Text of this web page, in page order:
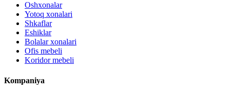
Oshxonalar
Yotoq xonalari
Shkaflar
Eshiklar
Bolalar xonalari
Ofis mebeli
Koridor mebeli
Kompaniya